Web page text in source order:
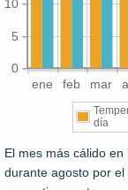
ene feb mar
0
5
10
día
El mes más cálido en
durante agosto por